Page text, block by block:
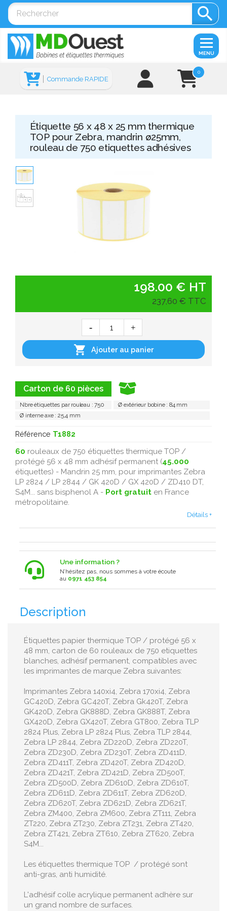

0
Commande RAPIDE
MENU
Étiquette 56 x 48 x 25 mm thermique
TOP pour Zebra, mandrin ø25mm,
rouleau de 750 etiquettes adhésives
Carton de 60 pièces
Nbre étiquettes par rouleau : 750
Ø extérieur bobine : 84 mm
Ø interne axe : 25,4 mm
Référence T1882
60 rouleaux de 750 étiquettes thermique TOP /
protégé 56 x 48 mm adhésif permanent (45.000
étiquettes) - Mandrin 25 mm, pour imprimantes Zebra
LP 2824 / LP 2844 / GK 420D / GX 420D / ZD410 DT,
S4M... sans bisphenol A - Port gratuit en France
métropolitaine.
Détails +
Une information ?
N’hésitez pas, nous sommes à votre écoute
au 0971 453 854
198.00 € HT
237,60 € TTC
 Ajouter au panier
Description
Étiquettes papier thermique TOP / protégé 56 x
48 mm, carton de 60 rouleaux de 750 etiquettes
blanches, adhésif permanent, compatibles avec
les imprimantes de marque Zebra suivantes:
Imprimantes Zebra 140xi4, Zebra 170xi4, Zebra
GC420D, Zebra GC420T, Zebra Gk420T, Zebra
GK420D, Zebra GK888D, Zebra GK888T, Zebra
GX420D, Zebra GX420T, Zebra GT800, Zebra TLP
2824 Plus, Zebra LP 2824 Plus, Zebra TLP 2844,
Zebra LP 2844, Zebra ZD220D, Zebra ZD220T,
Zebra ZD230D, Zebra ZD230T, Zebra ZD411D,
Zebra ZD411T, Zebra ZD420T, Zebra ZD420D,
Zebra ZD421T, Zebra ZD421D, Zebra ZD500T,
Zebra ZD500D, Zebra ZD610D, Zebra ZD610T,
Zebra ZD611D, Zebra ZD611T, Zebra ZD620D,
Zebra ZD620T, Zebra ZD621D, Zebra ZD621T,
Zebra ZM400, Zebra ZM600, Zebra ZT111, Zebra
ZT220, Zebra ZT230, Zebra ZT231, Zebra ZT420,
Zebra ZT421, Zebra ZT610, Zebra ZT620, Zebra
S4M...
Les étiquettes thermique TOP / protégé sont
anti-gras, anti humidité.
L'adhésif colle acrylique permanent adhère sur
un grand nombre de surfaces.